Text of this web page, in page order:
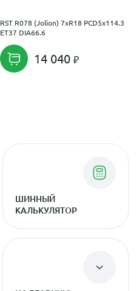
RST R078 (Jolion) 7xR18 PCD5x114.3
ET37 DIA66.6
14 040
ШИННЫЙ
КАЛЬКУЛЯТОР